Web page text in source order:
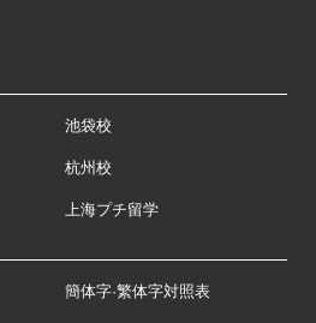
池袋校
杭州校
上海プチ留学
簡体字·繁体字対照表